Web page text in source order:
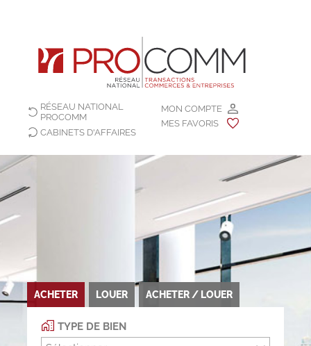
MON COMPTE
MES FAVORIS
RÉSEAU NATIONAL
PROCOMM
CABINETS D'AFFAIRES
ACHETER LOUER ACHETER / LOUER
TYPE DE BIEN